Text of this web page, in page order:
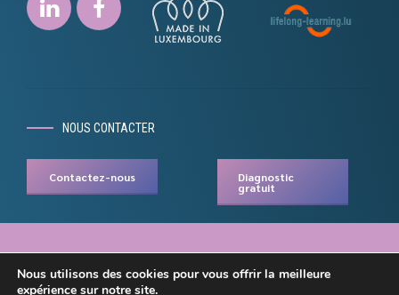
NOUS CONTACTER
Contactez-nous Diagnostic
gratuit
légales –
Déclaration de confidentialité
Nous utilisons des cookies pour vous offrir la meilleure
expérience sur notre site.